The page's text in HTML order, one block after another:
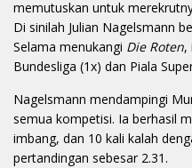
memutuskan untuk
Di sinilah Julian Nagelsmann
Selama menukangi Die Roten,
Bundesliga (1x) dan Piala
Nagelsmann mendampingi
semua kompetisi. Ia berhasil
imbang, dan 10 kali kalah
pertandingan sebesar 2.31.